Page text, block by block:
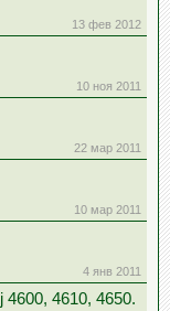
13 фев 2012
10 ноя 2011
22 мар 2011
10 мар 2011
4 янв 2011
4600, 4610, 4650.